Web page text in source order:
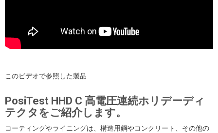
このビデオで参照した製品
PosiTest HHD C 高電圧連続ホリデーディ
テクタをご紹介します。
コーティングやライニングは、構造用鋼やコンクリート、その他の